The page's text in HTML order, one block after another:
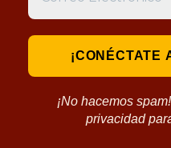
¡No hacemos
privacidad